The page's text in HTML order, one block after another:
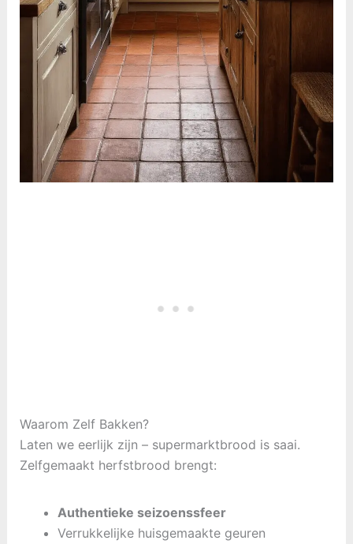
Waarom Zelf Bakken?
Laten we eerlijk zijn – supermarktbrood is saai.
Zelfgemaakt herfstbrood brengt:
Authentieke seizoenssfeer
Verrukkelijke huisgemaakte geuren